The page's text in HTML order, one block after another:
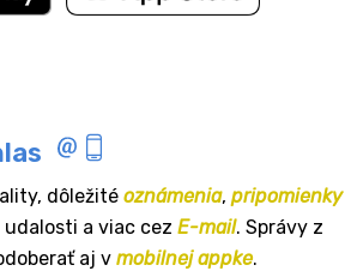
dôležité oznámenia, pripomienky
a viac cez E-mail. Správy z
aj v mobilnej appke.